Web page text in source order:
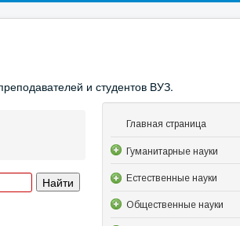
и студентов ВУЗ.
Главная страница
Гуманитарные науки
Естественные науки
Общественные науки